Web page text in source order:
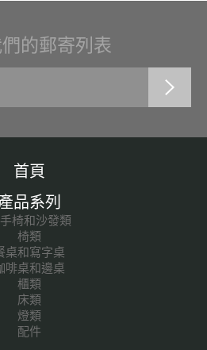
的郵寄列表
首頁
品系列
椅和沙發類
椅類
桌和寫字桌
啡桌和邊桌
櫃類
床類
燈類
配件